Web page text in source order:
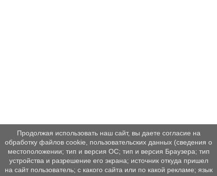
Продолжая использовать наш сайт, вы даете согласие на
обработку файлов cookie, пользовательских данных (сведения о
местоположении; тип и версия ОС; тип и версия Браузера; тип
устройства и разрешение его экрана; источник откуда пришел
на сайт пользователь; с какого сайта или по какой рекламе; язык